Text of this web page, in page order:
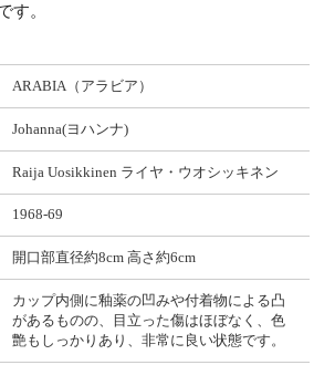
す。
ARABIA（アラビア）
Johanna(ヨハンナ)
Raija Uosikkinen ライヤ・ウオシッキネン
1968-69
開口部直径約8cm 高さ約6cm
カップ内側に釉薬の凹みや付着物による凸
があるものの、目立った傷はほぼなく、色
艶もしっかりあり、非常に良い状態です。